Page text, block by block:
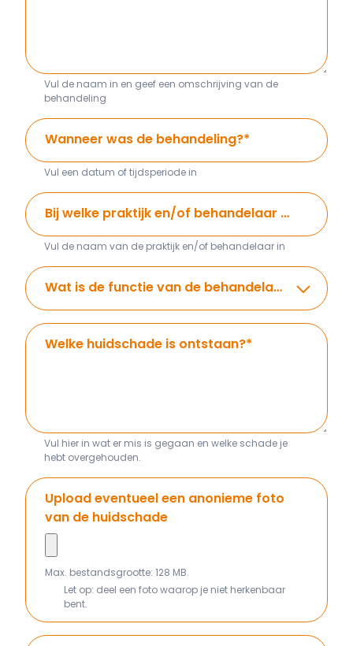
Vul de naam in en geef een omschrijving van de
behandeling
Wanneer was de behandeling?*
Vul een datum of tijdsperiode in
Bij welke praktijk en/of behandelaar ben je geweest?
Vul de naam van de praktijk en/of behandelaar in
Wat is de functie van de behandelaar? *
Welke huidschade is ontstaan?*
Vul hier in wat er mis is gegaan en welke schade je
hebt overgehouden.
Upload eventueel een anonieme foto
van de huidschade
Max. bestandsgrootte: 128 MB.
Let op: deel een foto waarop je niet herkenbaar
bent.